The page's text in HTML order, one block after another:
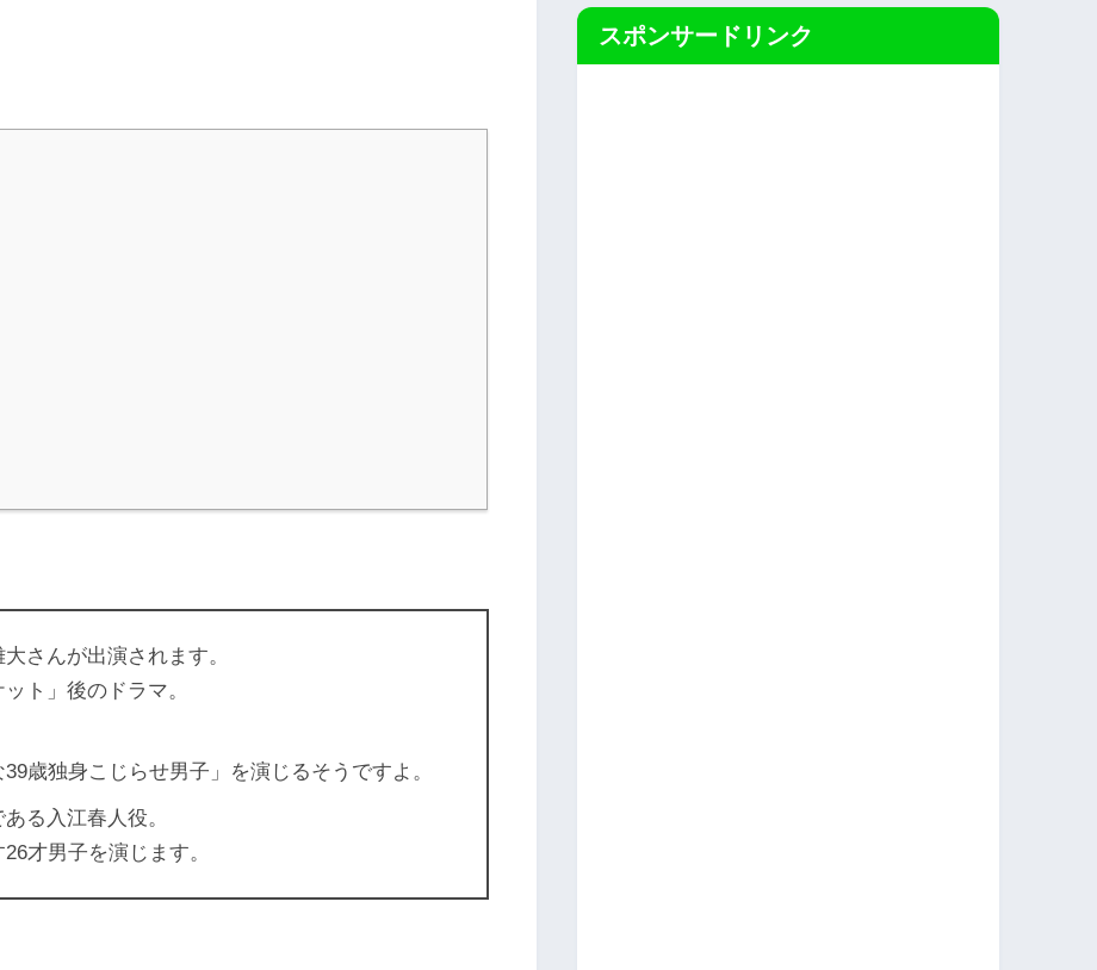
さんが出演されます。
ト」後のドラマ。
歳独身こじらせ男子」を演じるそうですよ。
る 入江春人役。
才男子を演じます。
スポンサードリンク